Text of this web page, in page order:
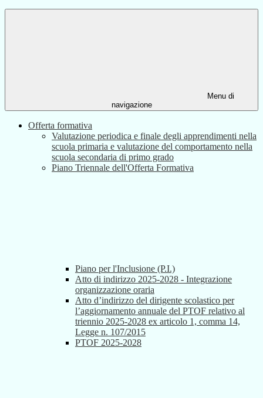
Menu di
navigazione
Offerta formativa
Valutazione periodica e finale degli apprendimenti nella
scuola primaria e valutazione del comportamento nella
scuola secondaria di primo grado
Piano Triennale dell'Offerta Formativa
Piano per l'Inclusione (P.I.)
Atto di indirizzo 2025-2028 - Integrazione
organizzazione oraria
Atto d’indirizzo del dirigente scolastico per
l’aggiornamento annuale del PTOF relativo al
triennio 2025-2028 ex articolo 1, comma 14,
Legge n. 107/2015
PTOF 2025-2028